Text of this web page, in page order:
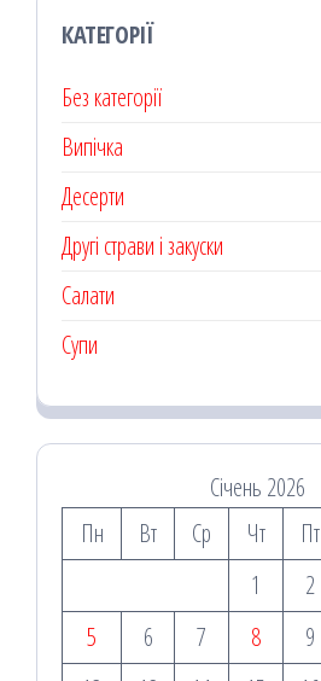
КАТЕГОРІЇ
Без категорії
Випічка
Десерти
Другі страви і закуски
Салати
Супи
Січень 2026
Пн
Вт Ср Чт Пт
1
2
5
6 7 8 9